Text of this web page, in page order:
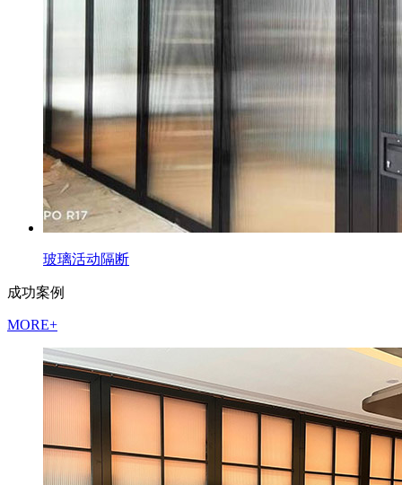
玻璃活动隔断
成功案例
MORE+